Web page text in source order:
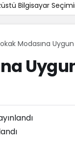
Bilgisayar
Modasına Uygun